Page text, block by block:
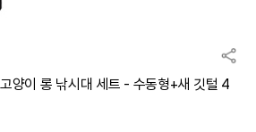
양이 롱 낚시대 세트 - 수동형+새 깃털 4